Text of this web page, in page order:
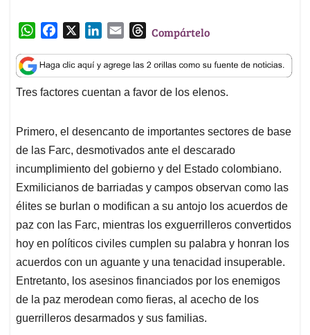
W
a
t
s
p
p
c
e
b
o
k
n
k
e
I
n
a
i
l
T
r
e
a
s
Compártelo
Tres factores cuentan a favor de los elenos.
Primero, el desencanto de importantes sectores de base
de las Farc, desmotivados ante el descarado
incumplimiento del gobierno y del Estado colombiano.
Exmilicianos de barriadas y campos observan como las
élites se burlan o modifican a su antojo los acuerdos de
paz con las Farc, mientras los exguerrilleros convertidos
hoy en políticos civiles cumplen su palabra y honran los
acuerdos con un aguante y una tenacidad insuperable.
Entretanto, los asesinos financiados por los enemigos
de la paz merodean como fieras, al acecho de los
guerrilleros desarmados y sus familias.